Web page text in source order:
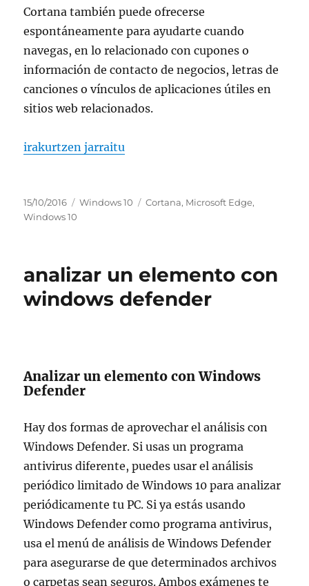
Cortana también puede ofrecerse
espontáneamente para ayudarte cuando
navegas, en lo relacionado con cupones o
información de contacto de negocios, letras de
canciones o vínculos de aplicaciones útiles en
sitios web relacionados.
“preguntar a cortana en microsoft edge”
irakurtzen jarraitu
Argitaratze-
data
15/10/2016 Kategoriak
Windows 10 Etiketak
Cortana, Microsoft Edge,
Windows 10
analizar un elemento con
windows defender
Analizar un elemento con Windows
Defender
Hay dos formas de aprovechar el análisis con
Windows Defender. Si usas un programa
antivirus diferente, puedes usar el análisis
periódico limitado de Windows 10 para analizar
periódicamente tu PC. Si ya estás usando
Windows Defender como programa antivirus,
usa el menú de análisis de Windows Defender
para asegurarse de que determinados archivos
o carpetas sean seguros. Ambos exámenes te